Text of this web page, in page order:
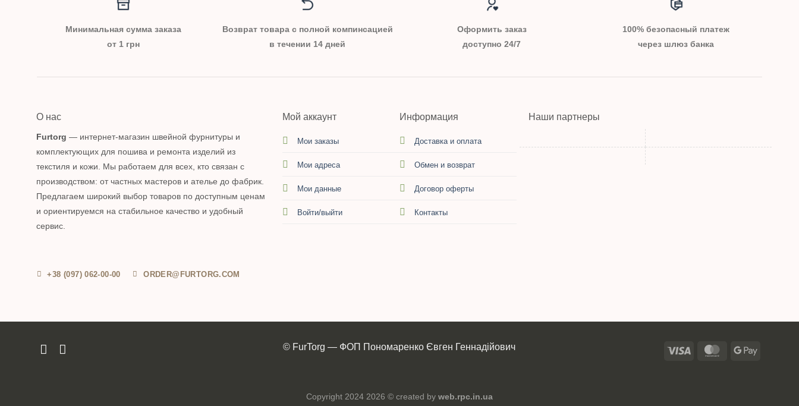
Минимальная сумма заказа
от 1 грн
Возврат товара с полной компинсацией
в течении 14 дней
Оформить заказ
доступно 24/7
100% безопасный платеж
через шлюз банка
О нас
Furtorg — интернет-магазин швейной фурнитуры и
комплектующих для пошива и ремонта изделий из
текстиля и кожи. Мы работаем для всех, кто связан с
производством: от частных мастеров и ателье до фабрик.
Предлагаем широкий выбор товаров по доступным ценам
и ориентируемся на стабильное качество и удобный
сервис.
+38 (097) 062-00-00 ORDER@FURTORG.COM
Мой аккаунт
Мои заказы
Мои адреса
Мои данные
Войти/выйти
Информация
Доставка и оплата
Обмен и возврат
Договор оферты
Контакты
Наши партнеры
© FurTorg — ФОП Пономаренко Євген Геннадійович
Copyright 2024 2026 © created by web.rpc.in.ua